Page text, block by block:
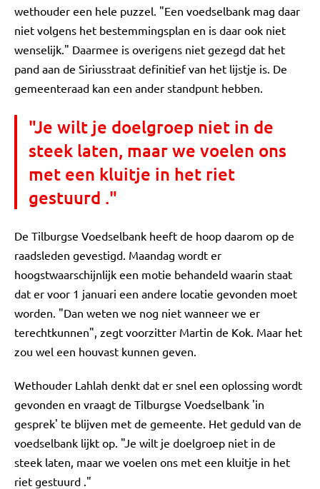
wethouder een hele puzzel. "Een voedselbank mag daar
niet volgens het bestemmingsplan en is daar ook niet
wenselijk." Daarmee is overigens niet gezegd dat het
pand aan de Siriusstraat definitief van het lijstje is. De
gemeenteraad kan een ander standpunt hebben.
"Je wilt je doelgroep niet in de
steek laten, maar we voelen ons
met een kluitje in het riet
gestuurd ."
De Tilburgse Voedselbank heeft de hoop daarom op de
raadsleden gevestigd. Maandag wordt er
hoogstwaarschijnlijk een motie behandeld waarin staat
dat er voor 1 januari een andere locatie gevonden moet
worden. "Dan weten we nog niet wanneer we er
terechtkunnen", zegt voorzitter Martin de Kok. Maar het
zou wel een houvast kunnen geven.
Wethouder Lahlah denkt dat er snel een oplossing wordt
gevonden en vraagt de Tilburgse Voedselbank 'in
gesprek' te blijven met de gemeente. Het geduld van de
voedselbank lijkt op. "Je wilt je doelgroep niet in de
steek laten, maar we voelen ons met een kluitje in het
riet gestuurd ."